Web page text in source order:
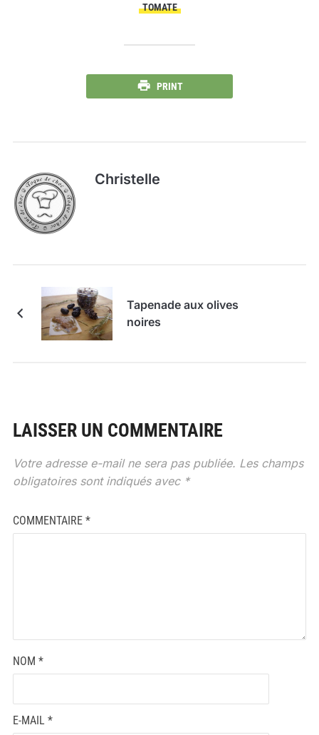
TOMATE
PRINT
Christelle
Tapenade aux olives
noires
LAISSER UN COMMENTAIRE
Votre adresse e-mail ne sera pas publiée. Les champs
obligatoires sont indiqués avec *
COMMENTAIRE *
NOM *
E-MAIL *